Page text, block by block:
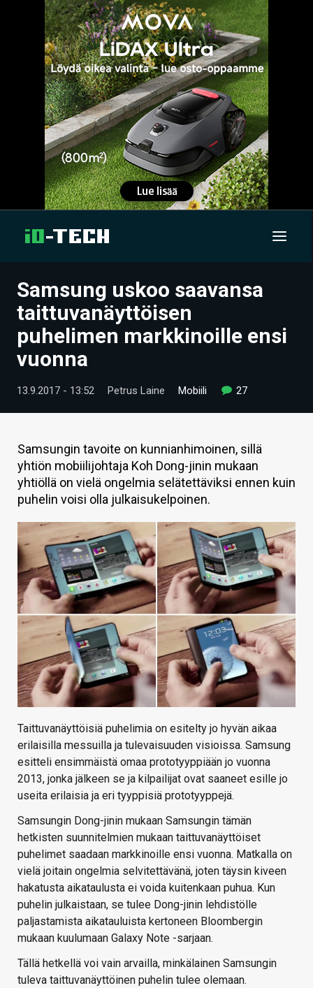
UUTISET
ARTIKKELIT
VIDEOT
TECHBBS
HINTA.FI
KAUPPA
VAIHDA TEEMA
HAKU
Samsung uskoo saavansa
taittuvanäyttöisen
puhelimen markkinoille ensi
vuonna
13.9.2017 - 13:52 Petrus Laine Mobiili 27
Samsungin tavoite on kunnianhimoinen, sillä
yhtiön mobiilijohtaja Koh Dong-jinin mukaan
yhtiöllä on vielä ongelmia selätettäviksi ennen kuin
puhelin voisi olla julkaisukelpoinen.
Taittuvanäyttöisiä puhelimia on esitelty jo hyvän aikaa
erilaisilla messuilla ja tulevaisuuden visioissa. Samsung
esitteli ensimmäistä omaa prototyyppiään jo vuonna
2013, jonka jälkeen se ja kilpailijat ovat saaneet esille jo
useita erilaisia ja eri tyyppisiä prototyyppejä.
Samsungin Dong-jinin mukaan Samsungin tämän
hetkisten suunnitelmien mukaan taittuvanäyttöiset
puhelimet saadaan markkinoille ensi vuonna. Matkalla on
vielä joitain ongelmia selvitettävänä, joten täysin kiveen
hakatusta aikataulusta ei voida kuitenkaan puhua. Kun
puhelin julkaistaan, se tulee Dong-jinin lehdistölle
paljastamista aikatauluista kertoneen Bloombergin
mukaan kuulumaan Galaxy Note -sarjaan.
Tällä hetkellä voi vain arvailla, minkälainen Samsungin
tuleva taittuvanäyttöinen puhelin tulee olemaan.